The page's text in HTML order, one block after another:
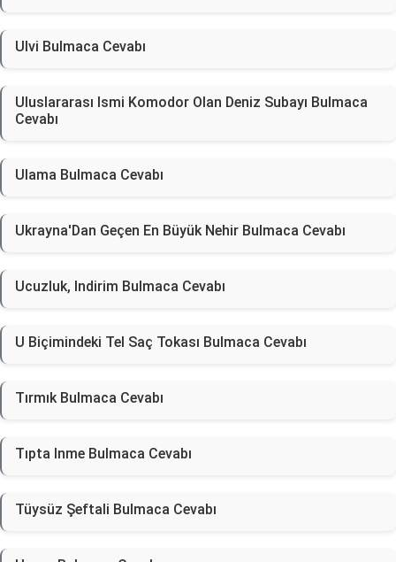
Ulvi Bulmaca Cevabı
Uluslararası Ismi Komodor Olan Deniz Subayı Bulmaca
Cevabı
Ulama Bulmaca Cevabı
Ukrayna'Dan Geçen En Büyük Nehir Bulmaca Cevabı
Ucuzluk, Indirim Bulmaca Cevabı
U Biçimindeki Tel Saç Tokası Bulmaca Cevabı
Tırmık Bulmaca Cevabı
Tıpta Inme Bulmaca Cevabı
Tüysüz Şeftali Bulmaca Cevabı